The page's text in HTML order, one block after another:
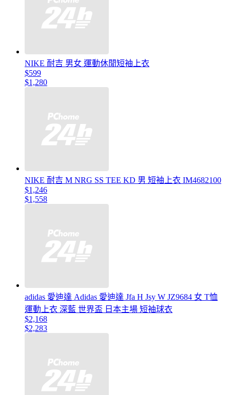
NIKE 耐吉 男女 運動休閒短袖上衣
$599
$1,280
NIKE 耐吉 M NRG SS TEE KD 男 短袖上衣 IM4682100
$1,246
$1,558
adidas 愛迪達 Adidas 愛迪達 Jfa H Jsy W JZ9684 女 T恤
運動上衣 深藍 世界盃 日本主場 短袖球衣
$2,168
$2,283